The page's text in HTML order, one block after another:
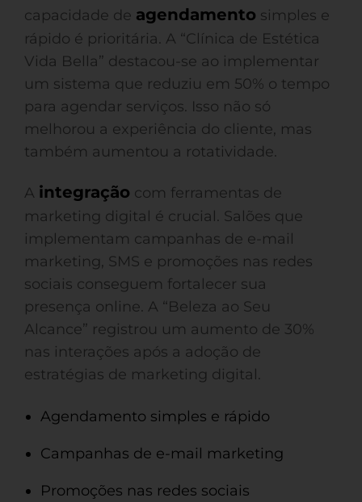
capacidade de agendamento simples e
rápido é prioritária. A “Clínica de Estética
Vida Bella” destacou-se ao implementar
um sistema que reduziu em 50% o tempo
para agendar serviços. Isso não só
melhorou a experiência do cliente, mas
também aumentou a rotatividade.
A integração com ferramentas de
marketing digital é crucial. Salões que
implementam campanhas de e-mail
marketing, SMS e promoções nas redes
sociais conseguem fortalecer sua
presença online. A “Beleza ao Seu
Alcance” registrou um aumento de 30%
nas interações após a adoção de
estratégias de marketing digital.
Agendamento simples e rápido
Campanhas de e-mail marketing
Promoções nas redes sociais